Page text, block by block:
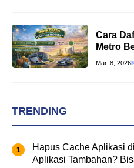
Cara
Metro
Mar. 8, 2026
TRENDING
Hapus Cache Aplikasi
Aplikasi Tambahan?